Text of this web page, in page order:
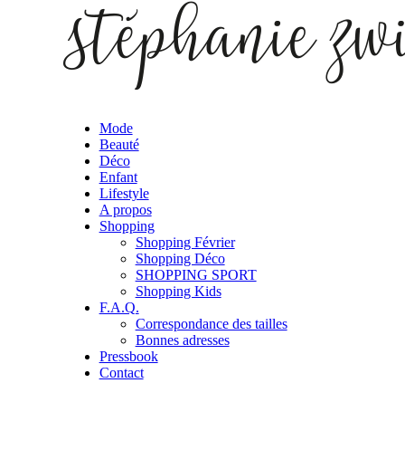
Mode
Beauté
Déco
Enfant
Lifestyle
A propos
Shopping
Shopping Février
Shopping Déco
SHOPPING SPORT
Shopping Kids
F.A.Q.
Correspondance des tailles
Bonnes adresses
Pressbook
Contact